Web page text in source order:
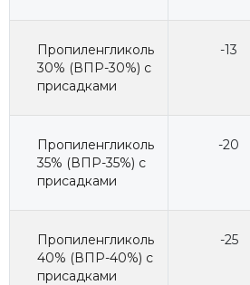
Пропиленгликоль
30% (ВПР-30%) с
присадками
-13
Пропиленгликоль
35% (ВПР-35%) с
присадками
-20
Пропиленгликоль
40% (ВПР-40%) с
присадками
-25